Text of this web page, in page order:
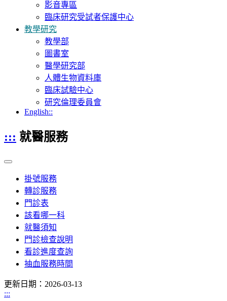
影音專區
臨床研究受試者保護中心
教學研究
教學部
圖書室
醫學研究部
人體生物資料庫
臨床試驗中心
研究倫理委員會
English::
::: 就醫服務
掛號服務
轉診服務
門診表
該看哪一科
就醫須知
門診檢查說明
看診進度查詢
抽血服務時間
更新日期：2026-03-13
:::